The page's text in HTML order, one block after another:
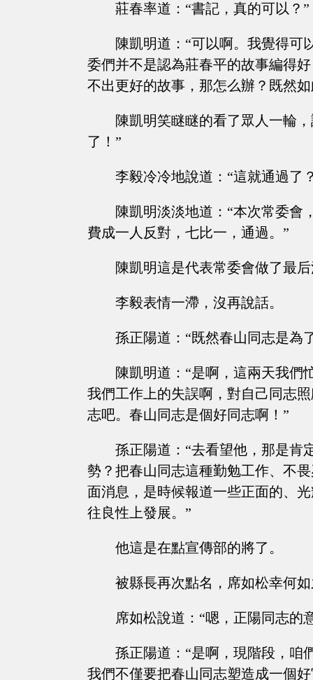
莊春率道：“書記，真的可以？”
陳凱明道：“可以啊。我覺得可
委們并不是認為莊春平的故事編得
不出更好的故事，那怎么辦？既然
陳凱明笑瞇瞇的看了眾人一輪
了！”
李毅冷冷地說道：“這就通過了
陳凱明淡淡地道：“本次常委會
費成一人反對，七比一，通過。”
陳凱明這是代表常委會做了最
李毅表情一滯，沒再說話。
孫正陽道：“既然春山同志是為
陳凱明道：“是啊，這兩天我們
我們工作上的失誤啊，對自己同志
志吧。春山同志是個好同志啊！”
孫正陽道：“去看望他，那是肯
勢？把春山同志這種勤勉工作、不
面消息，是時候報道一些正面的、
往良性上發展。”
他這是在點宣傳部的將了。
被縣長再次點名，席如松幸何
席如松說道：“嗯，正陽同志的
孫正陽道：“是啊，現階段，咱
我們不僅要把春山同志塑造成一個